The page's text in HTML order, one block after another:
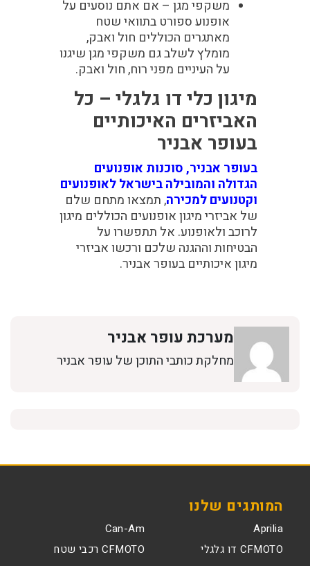
משקפי מגן – אם אתם נוסעים על
אופנוע ספורט בתוואי שטח
מאתגרים הכוללים חול ואבק,
מומלץ לשלב גם משקפי מגן שיגנו
על העיניים מפני רוח, חול ואבק.
מיגון כלי דו גלגלי – כל
האביזרים האיכותיים
בעופר אבניר
בעופר אבניר, סוכנות אופנועים
הגדולה והמובילה בישראל לאופנועים
וקטנועים למכירה, תמצאו מתחם שלם
של אביזרי מיגון אופנועים הכוללים מיגון
לרוכב ולאופנוע. אל תתפשרו על
הבטיחות וההגנה שלכם ורכשו אביזרי
מיגון איכותיים בעופר אבניר.
מערכת עופר אבניר
מחלקת כותבי התוכן של עופר אבניר
המותגים שלנו
Aprilia
Can-Am
CFMOTO דו גלגלי
CFMOTO רכבי שטח